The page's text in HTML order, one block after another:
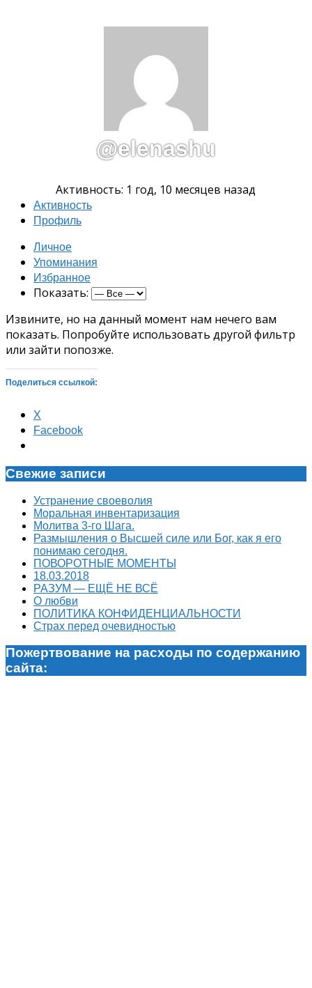
@elenashu
Активность: 1 год, 10 месяцев назад
Активность
Профиль
Личное
Упоминания
Избранное
Показать:
Извините, но на данный момент нам нечего вам
показать. Попробуйте использовать другой фильтр
или зайти попозже.
Поделиться ссылкой:
X
Facebook
Свежие записи
Устранение своеволия
Моральная инвентаризация
Молитва 3-го Шага.
Размышления о Высшей силе или Бог, как я его
понимаю сегодня.
ПОВОРОТНЫЕ МОМЕНТЫ
18.03.2018
РАЗУМ — ЕЩЁ НЕ ВСЁ
О любви
ПОЛИТИКА КОНФИДЕНЦИАЛЬНОСТИ
Страх перед очевидностью
Пожертвование на расходы по содержанию
сайта: